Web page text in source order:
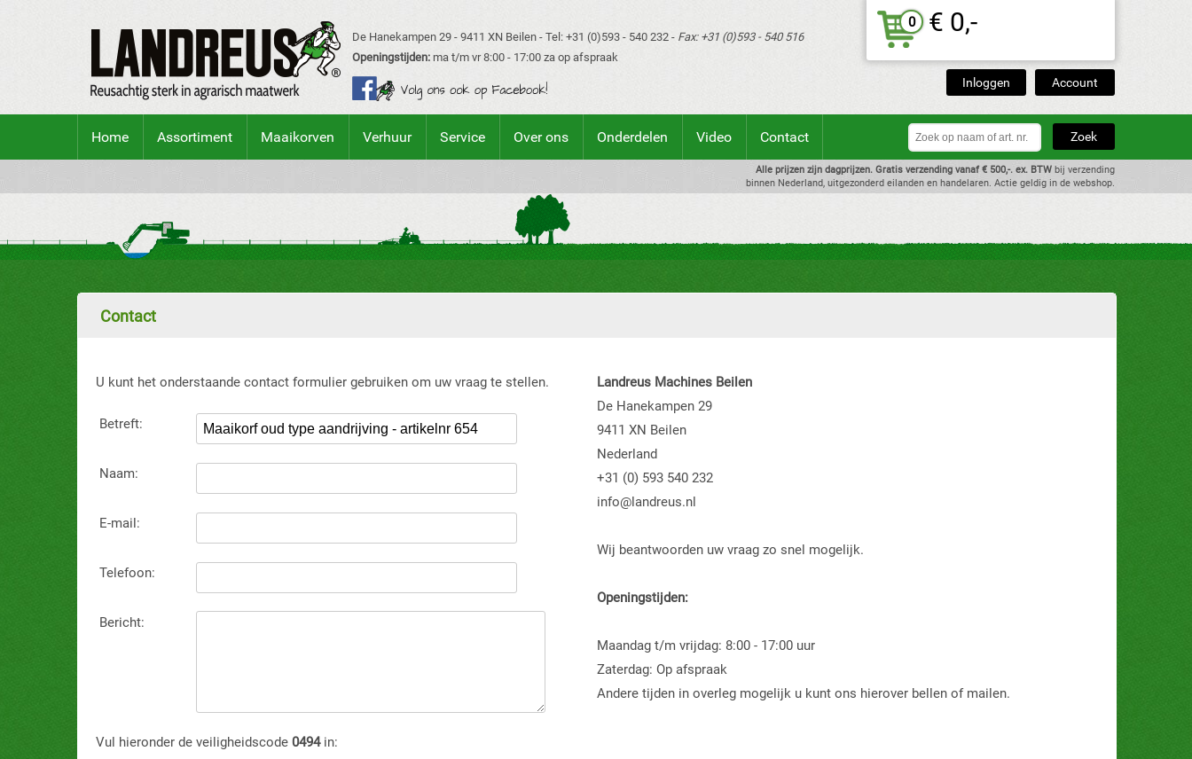
De Hanekampen 29 - 9411 XN Beilen - Tel: +31 (0)593 - 540 232 - Fax: +31 (0)593 - 540 516
Openingstijden: ma t/m vr 8:00 - 17:00 za op afspraak
0 € 0,-
Account
Inloggen
Home Assortiment Maaikorven Verhuur Service Over ons Onderdelen Video Contact
Alle prijzen zijn dagprijzen. Gratis verzending vanaf € 500,-. ex. BTW bij verzending
binnen Nederland, uitgezonderd eilanden en handelaren. Actie geldig in de webshop.
Contact
U kunt het onderstaande contact formulier gebruiken om uw vraag te stellen.
Betreft:
Naam:
E-mail:
Telefoon:
Bericht:
Vul hieronder de veiligheidscode 0494in:
Landreus Machines Beilen
De Hanekampen 29
9411 XN Beilen
Nederland
+31 (0) 593 540 232
info@landreus.nl
Wij beantwoorden uw vraag zo snel mogelijk.
Openingstijden:
Maandag t/m vrijdag: 8:00 - 17:00 uur
Zaterdag: Op afspraak
Andere tijden in overleg mogelijk u kunt ons hierover bellen of mailen.